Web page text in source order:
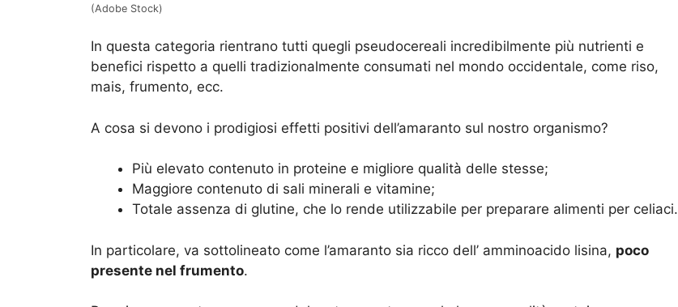
(Adobe Stock)
In questa categoria rientrano tutti quegli pseudocereali incredibilmente più nutrienti e
benefici rispetto a quelli tradizionalmente consumati nel mondo occidentale, come riso,
mais, frumento, ecc.
A cosa si devono i prodigiosi effetti positivi dell’amaranto sul nostro organismo?
Più elevato contenuto in proteine e migliore qualità delle stesse;
Maggiore contenuto di sali minerali e vitamine;
Totale assenza di glutine, che lo rende utilizzabile per preparare alimenti per celiaci.
In particolare, va sottolineato come l’amaranto sia ricco dell’ amminoacido lisina, poco
presente nel frumento.